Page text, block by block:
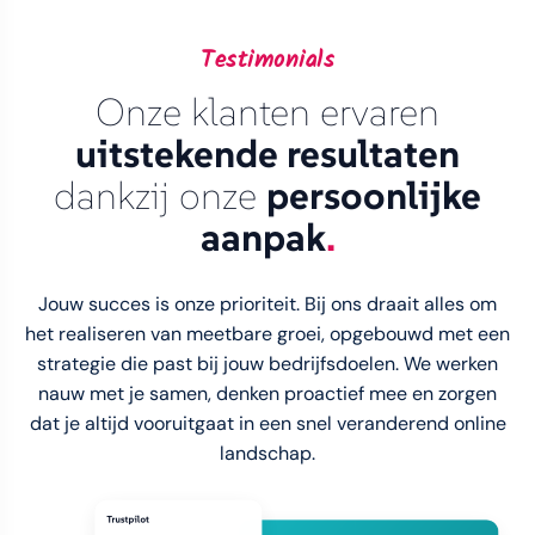
Testimonials
Onze klanten ervaren
uitstekende resultaten
dankzij onze persoonlijke
aanpak.
Jouw succes is onze prioriteit. Bij ons draait alles om
het realiseren van meetbare groei, opgebouwd met een
strategie die past bij jouw bedrijfsdoelen. We werken
nauw met je samen, denken proactief mee en zorgen
dat je altijd vooruitgaat in een snel veranderend online
landschap.
Trustpilot